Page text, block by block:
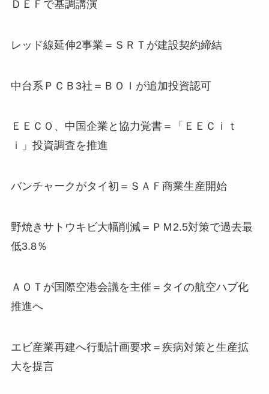
ＤＥＦで基調講演
レッド線延伸2事業＝ＳＲＴが建設契約締結
中台系ＰＣＢ3社＝ＢＯＩが追加投資認可
ＥＥＣＯ、中国企業と協力覚書＝「ＥＥＣｉｔ
ｉ」投資調査を推進
バンチャークがタイ初＝ＳＡＦ商業生産開始
野焼きサトウキビ大幅削減＝ＰＭ2.5対策で過去最
低3.8％
ＡＯＴが国際空港会議を主催＝タイの航空ハブ化
推進へ
エビ産業再建へ行動計画要求＝疾病対策と生産拡
大を提言